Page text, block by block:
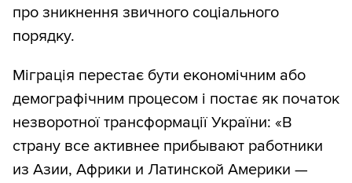
про зникнення звичного соціального
порядку.
Міграція перестає бути економічним або
демографічним процесом і постає як початок
незворотної трансформації України: «В
страну все активнее прибывают работники
из Азии, Африки и Латинской Америки —